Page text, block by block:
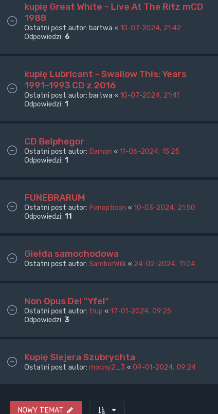
kupię Great White – Live At The Ritz mCD
1988
Ostatni post autor: bartwa « 10-07-2024, 21:42
Odpowiedzi: 6
kupię Lubricant - Swallow This: Years
1991-1993 CD z 2016
Ostatni post autor: bartwa « 10-07-2024, 21:41
Odpowiedzi: 1
CD Belphegor
Ostatni post autor: Damon « 11-06-2024, 15:25
Odpowiedzi: 1
FUNEBRARUM
Ostatni post autor: Panopticon « 10-03-2024, 21:50
Odpowiedzi: 11
Giełda samochodowa
Ostatni post autor: SamborWilk « 24-02-2024, 11:04
Non Opus Dei "Yfel"
Ostatni post autor: trup « 17-01-2024, 09:25
Odpowiedzi: 3
Kupię Slejera Szubrychta
Ostatni post autor: mocny2_3 « 09-01-2024, 09:24
NOWY TEMAT